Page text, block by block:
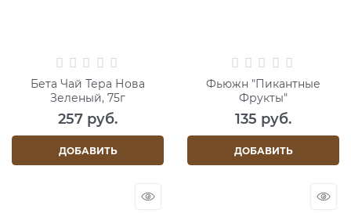
Бета Чай Тера Нова
Зеленый, 75г
257 руб.
ДОБАВИТЬ
Фьюжн "Пикантные
Фрукты"
135 руб.
ДОБАВИТЬ